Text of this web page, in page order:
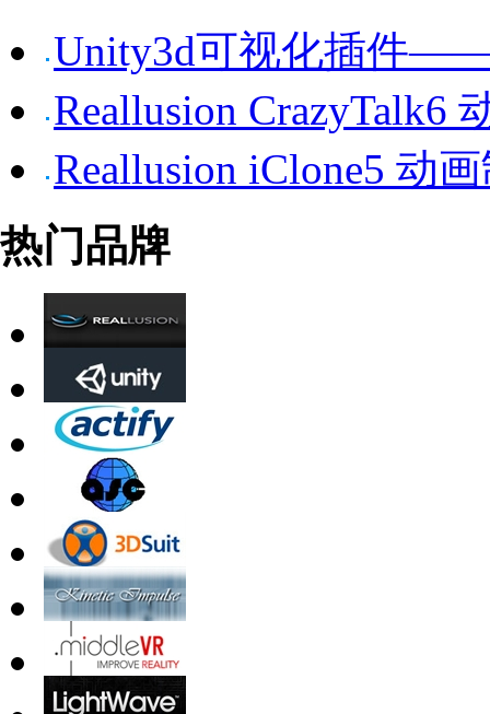
Unity3d可视化插件
Reallusion CrazyTalk6
Reallusion iClone5 动
热门品牌